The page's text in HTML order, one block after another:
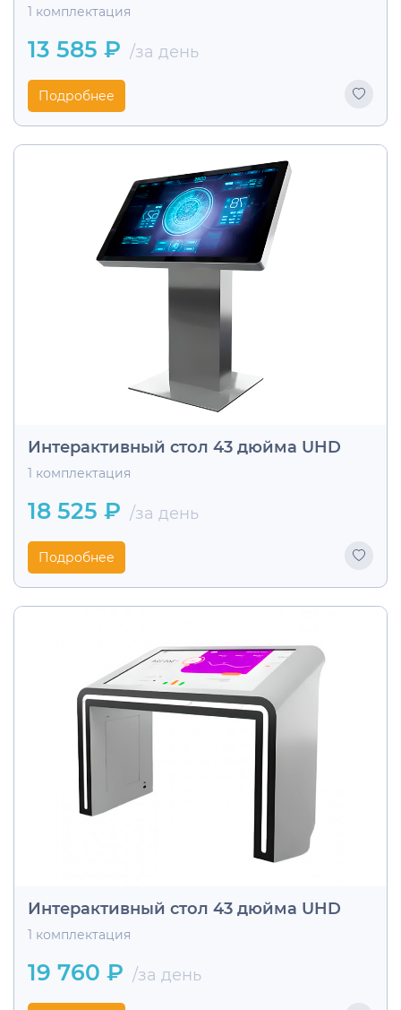
1 комплектация
13 585 ₽ /за день
Подробнее
Интерактивный стол 43 дюйма UHD
1 комплектация
18 525 ₽ /за день
Подробнее
Интерактивный стол 43 дюйма UHD
1 комплектация
19 760 ₽ /за день